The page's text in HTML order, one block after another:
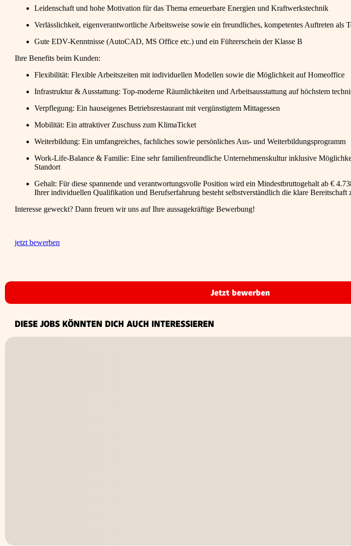
Leidenschaft und hohe Motivation für das Thema erneuerbare Energien und Kraftwerkstechnik
Verlässlichkeit, eigenverantwortliche Arbeitsweise sowie ein freundliches, kompetentes Auftreten als
Gute EDV-Kenntnisse (AutoCAD, MS Office etc.) und ein Führerschein der Klasse B
Ihre Benefits beim Kunden:
Flexibilität: Flexible Arbeitszeiten mit individuellen Modellen sowie die Möglichkeit auf Homeoffice
Infrastruktur & Ausstattung: Top-moderne Räumlichkeiten und Arbeitsausstattung auf höchstem
Verpflegung: Ein hauseigenes Betriebsrestaurant mit vergünstigtem Mittagessen
Mobilität: Ein attraktiver Zuschuss zum KlimaTicket
Weiterbildung: Ein umfangreiches, fachliches sowie persönliches Aus- und Weiterbildungsprogramm
Work-Life-Balance & Familie: Eine sehr familienfreundliche Unternehmenskultur inklusive
Standort
Gehalt: Für diese spannende und verantwortungsvolle Position wird ein Mindestbruttogehalt ab €
Ihrer individuellen Qualifikation und Berufserfahrung besteht selbstverständlich die klare Bereitschaft
Interesse geweckt? Dann freuen wir uns auf Ihre aussagekräftige Bewerbung!
jetzt bewerben
Jetzt bewerben
DIESE JOBS KÖNNTEN DICH AUCH INTERESSIEREN